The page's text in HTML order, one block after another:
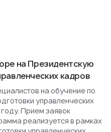
на Президентскую
кадров
на обучение по
управленческих
Прием заявок
реализуется в рамках